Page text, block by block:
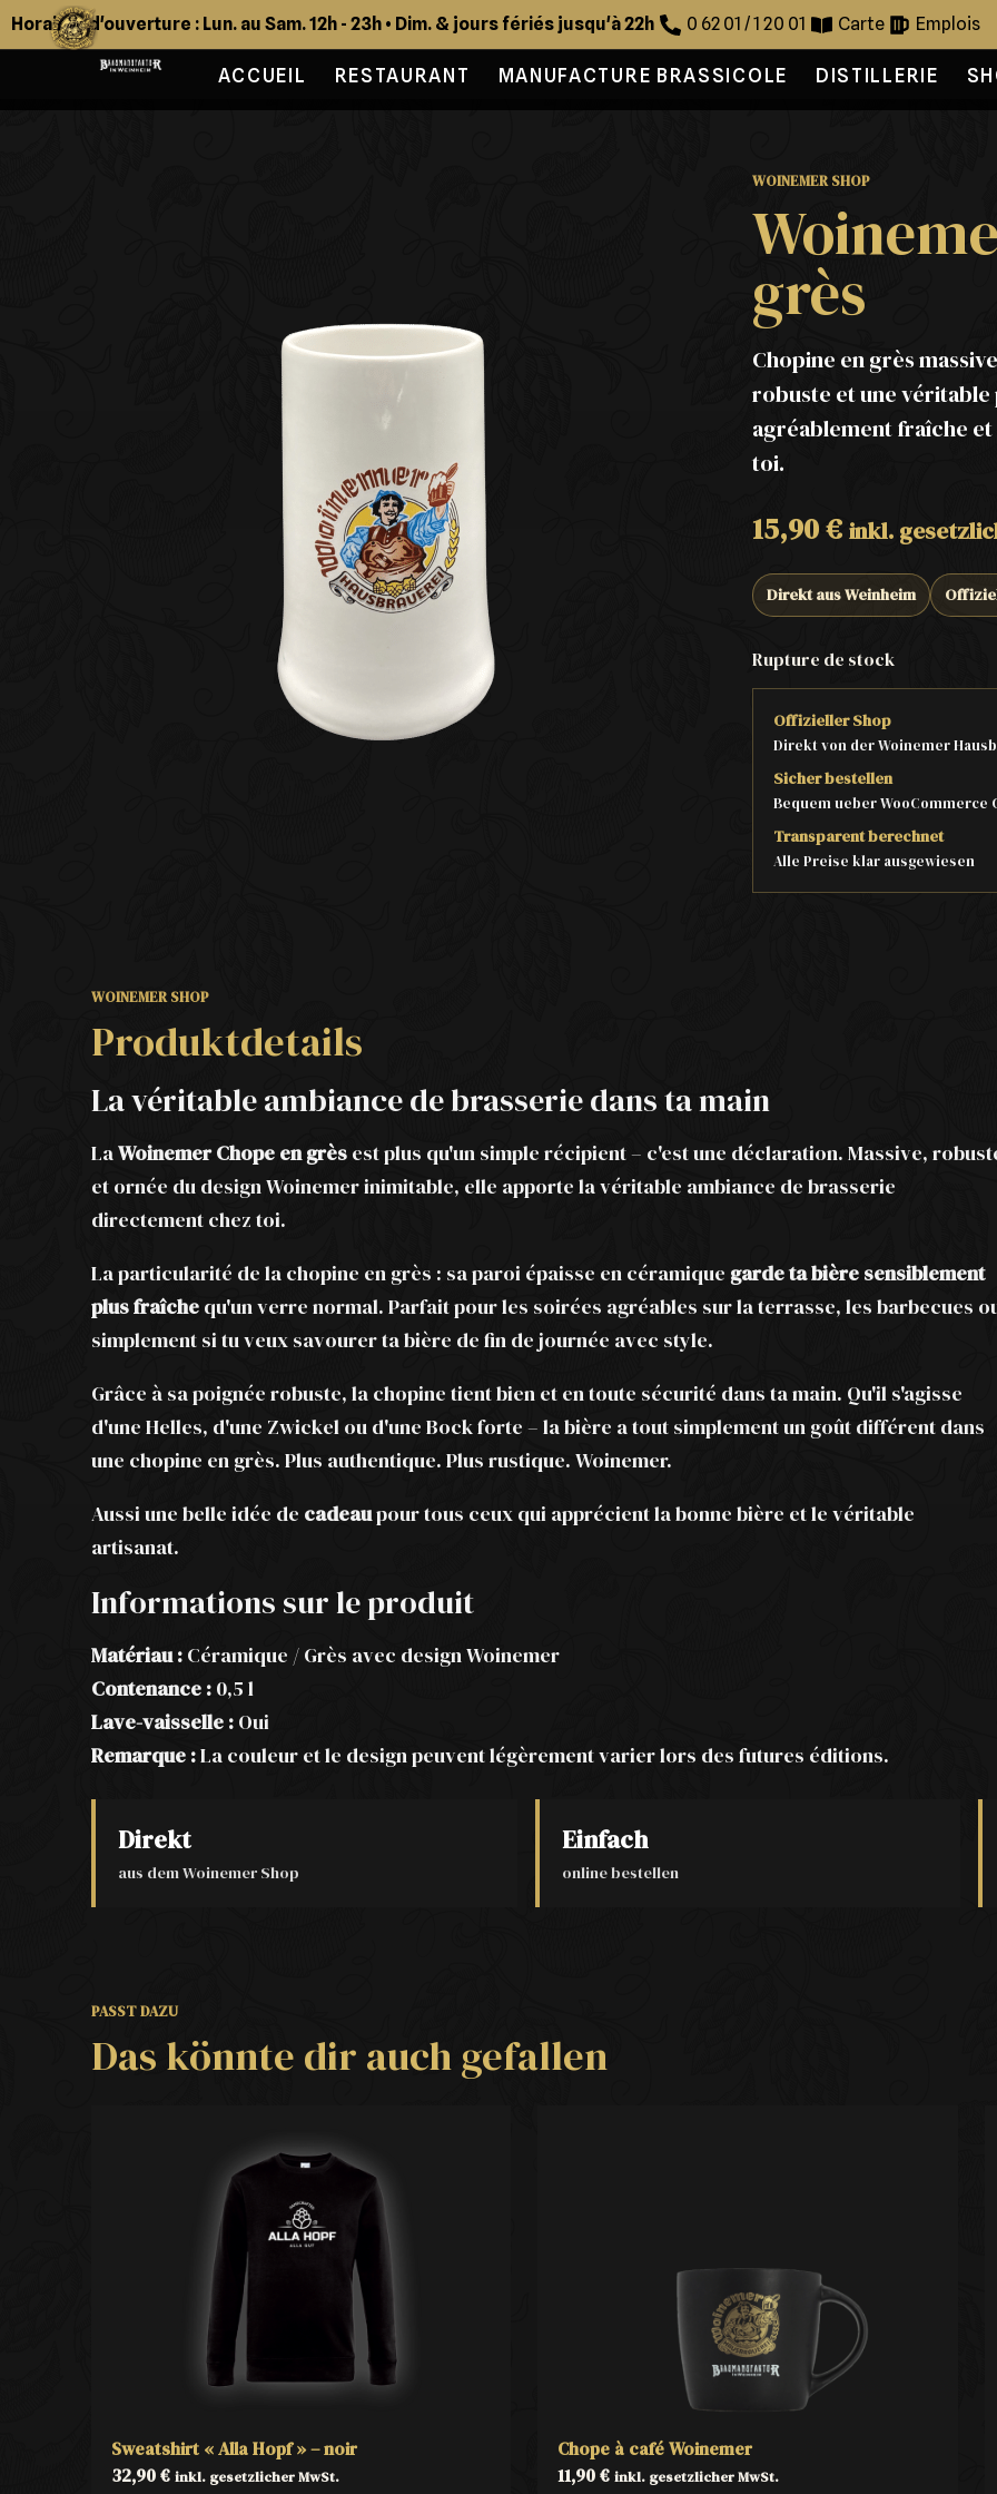
Horaires d'ouverture : Lun. au Sam. 12h - 23h • Dim. & jours fériés jusqu'à 22h 0 62 01 / 1 20 01 Carte Emplois
ACCUEIL RESTAURANT MANUFACTURE BRASSICOLE DISTILLERIE
WOINEMER SHOP
grès
Chopine en grès
robuste et une
agréablement fraîche
toi.
15,90€ inkl.
Direkt aus Weinheim
Rupture de stock
Offizieller Shop
Direkt von der Woinemer
Sicher bestellen
Bequem ueber WooCommerce
Transparent berechnet
Alle Preise klar ausgewiesen
WOINEMER SHOP
Produktdetails
La véritable ambiance de brasserie dans ta main
LaWoinemer Chope en grès est plus qu'un simple récipient – c'est une déclaration. Massive,
et ornée du design Woinemer inimitable, elle apporte la véritable ambiance de brasserie
directement chez toi.
La particularité de la chopine en grès : sa paroi épaisse en céramique garde ta bière sensiblement
plus fraîche qu'un verre normal. Parfait pour les soirées agréables sur la terrasse, les barbecues
simplement si tu veux savourer ta bière de fin de journée avec style.
Grâce à sa poignée robuste, la chopine tient bien et en toute sécurité dans ta main. Qu'il s'agisse
d'une Helles, d'une Zwickel ou d'une Bock forte – la bière a tout simplement un goût différent dans
une chopine en grès. Plus authentique. Plus rustique. Woinemer.
Aussi une belle idée de cadeaupour tous ceux qui apprécient la bonne bière et le véritable
artisanat.
Informations sur le produit
Matériau : Céramique / Grès avec design Woinemer
Contenance : 0,5 l
Lave-vaisselle : Oui
Remarque :La couleur et le design peuvent légèrement varier lors des futures éditions.
Direkt
aus dem Woinemer Shop
Einfach
online bestellen
PASST DAZU
Das könnte dir auch gefallen
Sweatshirt « Alla Hopf » – noir
32,90€ inkl. gesetzlicher MwSt.
Chope à café Woinemer
11,90€ inkl. gesetzlicher MwSt.